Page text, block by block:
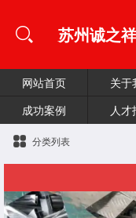
苏州诚之
网站首页 关于
成功案例
人才
分类列表